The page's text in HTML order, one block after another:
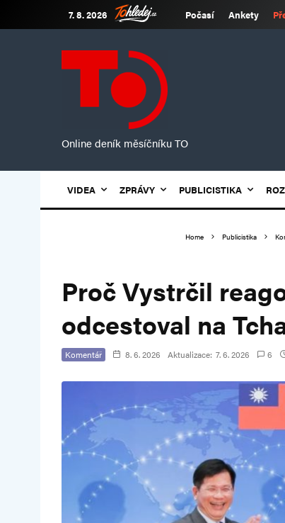
7. 8. 2026 Počasí Ankety
Online deník měsíčníku TO
VIDEA ZPRÁVY PUBLICISTIKA
Home Publicistika
Proč Vystrčil
odcestoval na
Komentář 8. 6. 2026 Aktualizace: 7. 6. 2026 6